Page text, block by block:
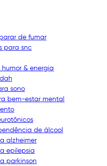
de fumar
para snc
humor & energia
sono
bem-estar mental
de álcool
alzheimer
epilepsia
parkinson